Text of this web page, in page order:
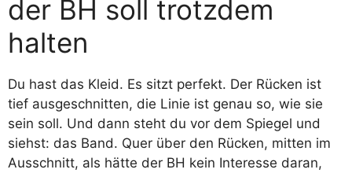
der BH soll trotzdem
halten
Du hast das Kleid. Es sitzt perfekt. Der Rücken ist
tief ausgeschnitten, die Linie ist genau so, wie sie
sein soll. Und dann steht du vor dem Spiegel und
siehst: das Band. Quer über den Rücken, mitten im
Ausschnitt, als hätte der BH kein Interesse daran,